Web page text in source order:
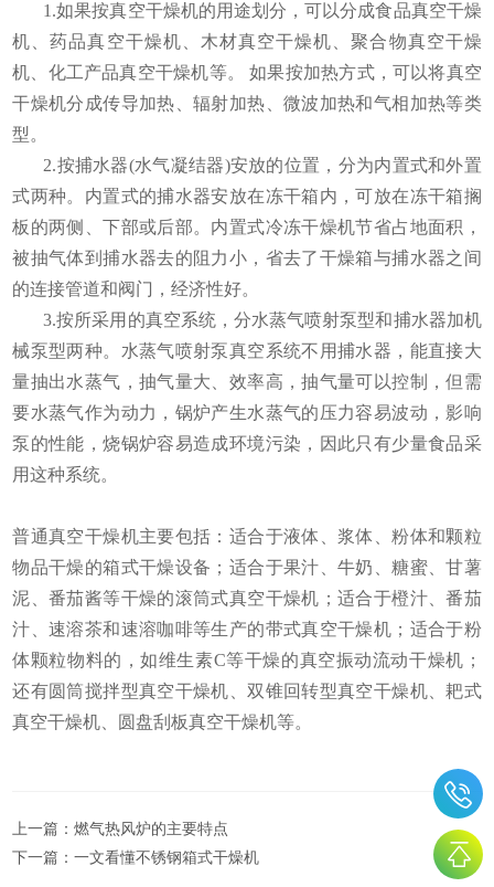
1.如果按真空干燥机的用途划分，可以分成食品真空干燥
机、药品真空干燥机、木材真空干燥机、聚合物真空干燥
机、化工产品真空干燥机等。 如果按加热方式，可以将真空
干燥机分成传导加热、辐射加热、微波加热和气相加热等类
型。
2.按捕水器(水气凝结器)安放的位置，分为内置式和外置
式两种。内置式的捕水器安放在冻干箱内，可放在冻干箱搁
板的两侧、下部或后部。内置式冷冻干燥机节省占地面积，
被抽气体到捕水器去的阻力小，省去了干燥箱与捕水器之间
的连接管道和阀门，经济性好。
3.按所采用的真空系统，分水蒸气喷射泵型和捕水器加机
械泵型两种。水蒸气喷射泵真空系统不用捕水器，能直接大
量抽出水蒸气，抽气量大、效率高，抽气量可以控制，但需
要水蒸气作为动力，锅炉产生水蒸气的压力容易波动，影响
泵的性能，烧锅炉容易造成环境污染，因此只有少量食品采
用这种系统。
普通真空干燥机主要包括：适合于液体、浆体、粉体和颗粒
物品干燥的箱式干燥设备；适合于果汁、牛奶、糖蜜、甘薯
泥、番茄酱等干燥的滚筒式真空干燥机；适合于橙汁、番茄
汁、速溶茶和速溶咖啡等生产的带式真空干燥机；适合于粉
体颗粒物料的，如维生素C等干燥的真空振动流动干燥机；
还有圆筒搅拌型真空干燥机、双锥回转型真空干燥机、耙式
真空干燥机、圆盘刮板真空干燥机等。
上一篇：燃气热风炉的主要特点
下一篇：一文看懂不锈钢箱式干燥机